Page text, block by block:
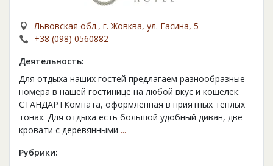
Львовская обл., г. Жовква, ул. Гасина, 5
+38 (098) 0560882
Деятельность:
Для отдыха наших гостей предлагаем разнообразные
номера в нашей гостинице на любой вкус и кошелек:
СТАНДАРТКомната, оформленная в приятных теплых
тонах. Для отдыха есть большой удобный диван, две
кровати с деревянными ...
Рубрики: